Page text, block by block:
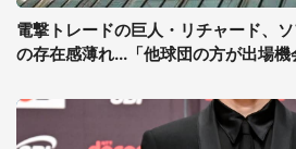
電撃トレードの巨人・リチャード、
の存在感薄れ...「他球団の方が出場